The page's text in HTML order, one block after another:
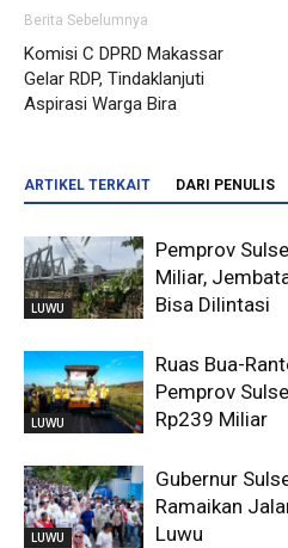
Berita Sebelumnya
Komisi C DPRD Makassar
Gelar RDP, Tindaklanjuti
Aspirasi Warga Bira
ARTIKEL TERKAIT DARI PENULIS
LUWU
Pemprov
Miliar,
Bisa Dilintasi
LUWU
Ruas Bua-
Pemprov
Rp239 Miliar
LUWU
Gubernur
Ramaikan
Luwu